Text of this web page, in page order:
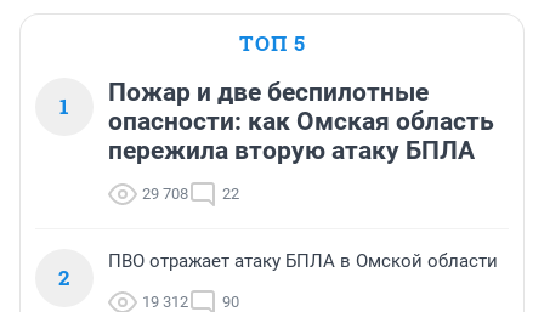
ТОП 5
1
Пожар и две беспилотные
опасности: как Омская область
пережила вторую атаку БПЛА
29 708 22
2
ПВО отражает атаку БПЛА в Омской области
19 312 90